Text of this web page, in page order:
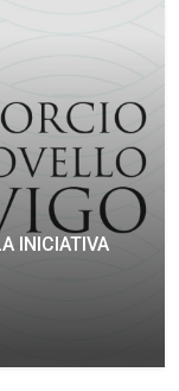
INICIATIVA